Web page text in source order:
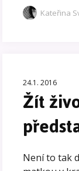
Kateřina
24.1. 2016
Žít
Není to tak